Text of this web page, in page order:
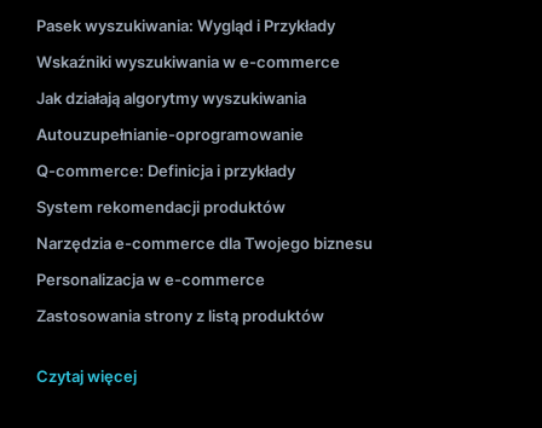
Pasek wyszukiwania: Wygląd i Przykłady
Wskaźniki wyszukiwania w e-commerce
Jak działają algorytmy wyszukiwania
Autouzupełnianie-oprogramowanie
Q-commerce: Definicja i przykłady
System rekomendacji produktów
Narzędzia e-commerce dla Twojego biznesu
Personalizacja w e-commerce
Zastosowania strony z listą produktów
Czytaj więcej